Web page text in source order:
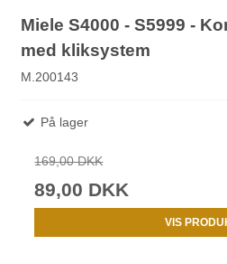
Miele S4000 - S5999 -
med kliksystem
M.200143
På lager
169,00 DKK
89,00 DKK
VIS